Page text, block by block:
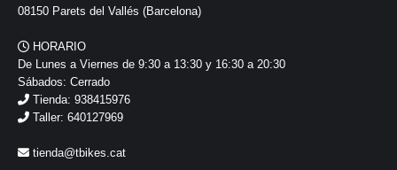
08150 Parets del Vallés (Barcelona)
HORARIO
De Lunes a Viernes de 9:30 a 13:30 y 16:30 a 20:30
Sábados: Cerrado
Tienda: 938415976
Taller: 640127969
tienda@tbikes.cat